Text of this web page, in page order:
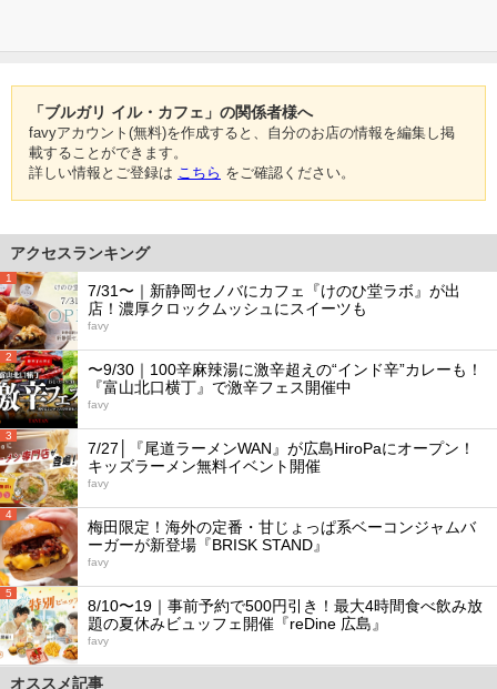
「ブルガリ イル・カフェ」の関係者様へ
favyアカウント(無料)を作成すると、自分のお店の情報を編集し掲
載することができます。
詳しい情報とご登録は こちら をご確認ください。
アクセスランキング
1
7/31〜｜新静岡セノバにカフェ『けのひ堂ラボ』が出
店！濃厚クロックムッシュにスイーツも
favy
2
〜9/30｜100辛麻辣湯に激辛超えの“インド辛”カレーも！
『富山北口横丁』で激辛フェス開催中
favy
3
7/27│『尾道ラーメンWAN』が広島HiroPaにオープン！
キッズラーメン無料イベント開催
favy
4
梅田限定！海外の定番・甘じょっぱ系ベーコンジャムバ
ーガーが新登場『BRISK STAND』
favy
5
8/10〜19｜事前予約で500円引き！最大4時間食べ飲み放
題の夏休みビュッフェ開催『reDine 広島』
favy
オススメ記事